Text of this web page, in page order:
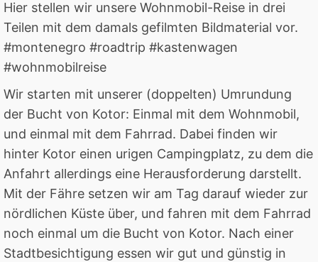
Hier stellen wir unsere Wohnmobil-Reise in drei
Teilen mit dem damals gefilmten Bildmaterial vor.
#montenegro #roadtrip #kastenwagen
#wohnmobilreise
Wir starten mit unserer (doppelten) Umrundung
der Bucht von Kotor: Einmal mit dem Wohnmobil,
und einmal mit dem Fahrrad. Dabei finden wir
hinter Kotor einen urigen Campingplatz, zu dem die
Anfahrt allerdings eine Herausforderung darstellt.
Mit der Fähre setzen wir am Tag darauf wieder zur
nördlichen Küste über, und fahren mit dem Fahrrad
noch einmal um die Bucht von Kotor. Nach einer
Stadtbesichtigung essen wir gut und günstig in